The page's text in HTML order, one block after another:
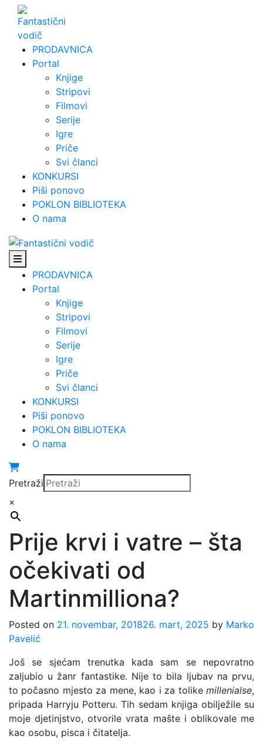
Skip
content
PRODAVNICA
Portal
Knjige
Stripovi
Filmovi
Serije
Igre
Priče
Svi članci
KONKURSI
Piši ponovo
POKLON BIBLIOTEKA
O nama
PRODAVNICA
Portal
Knjige
Stripovi
Filmovi
Serije
Igre
Priče
Svi članci
KONKURSI
Piši ponovo
POKLON BIBLIOTEKA
O nama
Pretraži
×
Prije krvi i vatre – šta
očekivati od
Martinmilliona?
Posted on 21. novembar, 201826. mart, 2025 by Marko
Pavelić
Još se sjećam trenutka kada sam se nepovratno
zaljubio u žanr fantastike. Nije to bila ljubav na prvu,
to počasno mjesto za mene, kao i za tolike millenialse,
pripada Harryju Potteru. Tih sedam knjiga obilježile su
moje djetinjstvo, otvorile vrata mašte i oblikovale me
kao osobu, pisca i čitatelja.